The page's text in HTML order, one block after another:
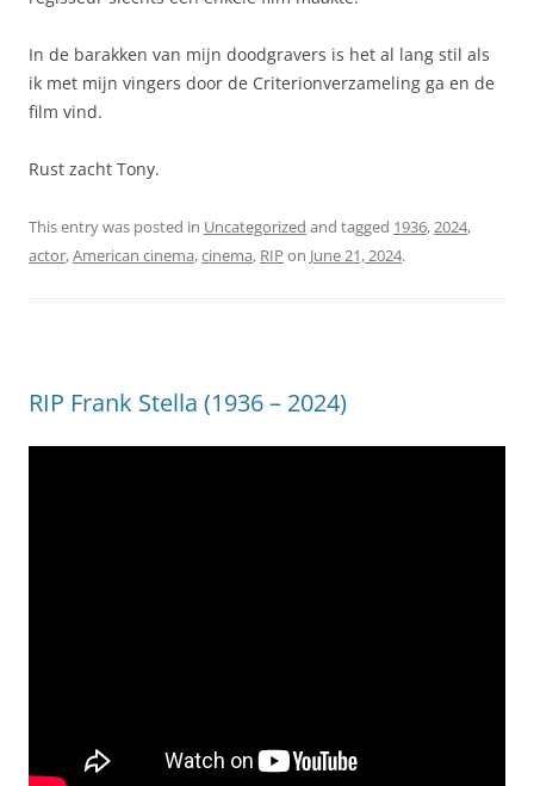
In de barakken van mijn doodgravers is het al lang stil als
ik met mijn vingers door de Criterionverzameling ga en de
film vind.
Rust zacht Tony.
This entry was posted in Uncategorized and tagged 1936,2024,
actor,American cinema,cinema, RIP on June 21, 2024.
RIP Frank Stella (1936 – 2024)